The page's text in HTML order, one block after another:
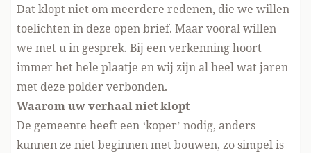
Dat klopt niet om meerdere redenen, die we willen
toelichten in deze open brief. Maar vooral willen
we met u in gesprek. Bij een verkenning hoort
immer het hele plaatje en wij zijn al heel wat jaren
met deze polder verbonden.
Waarom uw verhaal niet klopt
De gemeente heeft een ‘koper’ nodig, anders
kunnen ze niet beginnen met bouwen, zo simpel is